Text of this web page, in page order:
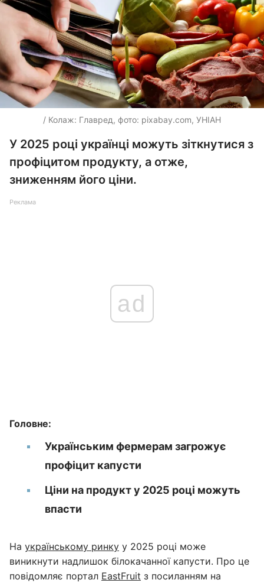
/ Колаж: Главред, фото: pixabay.com, УНІАН
У 2025 році українці можуть зіткнутися з
профіцитом продукту, а отже,
зниженням його ціни.
Реклама
ad
Головне:
Українським фермерам загрожує
профіцит капусти
Ціни на продукт у 2025 році можуть
впасти
На українському ринку у 2025 році може
виникнути надлишок білокачанної капусти. Про це
повідомляє портал EastFruit з посиланням на